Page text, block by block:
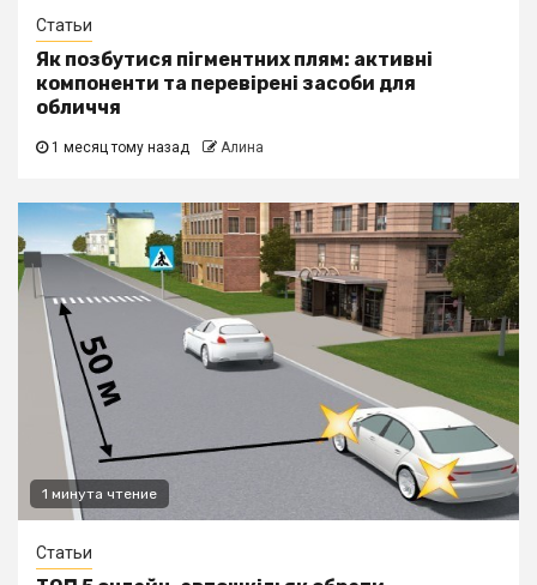
Статьи
Як позбутися пігментних плям: активні
компоненти та перевірені засоби для
обличчя
1 месяц тому назад Алина
1 минута чтение
Статьи